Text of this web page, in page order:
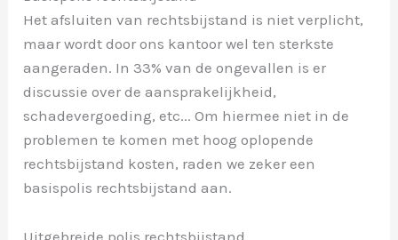
Het afsluiten van rechtsbijstand is niet verplicht,
maar wordt door ons kantoor wel ten sterkste
aangeraden. In 33% van de ongevallen is er
discussie over de aansprakelijkheid,
schadevergoeding, etc... Om hiermee niet in de
problemen te komen met hoog oplopende
rechtsbijstand kosten, raden we zeker een
basispolis rechtsbijstand aan.
Uitgebreide polis rechtsbijstand